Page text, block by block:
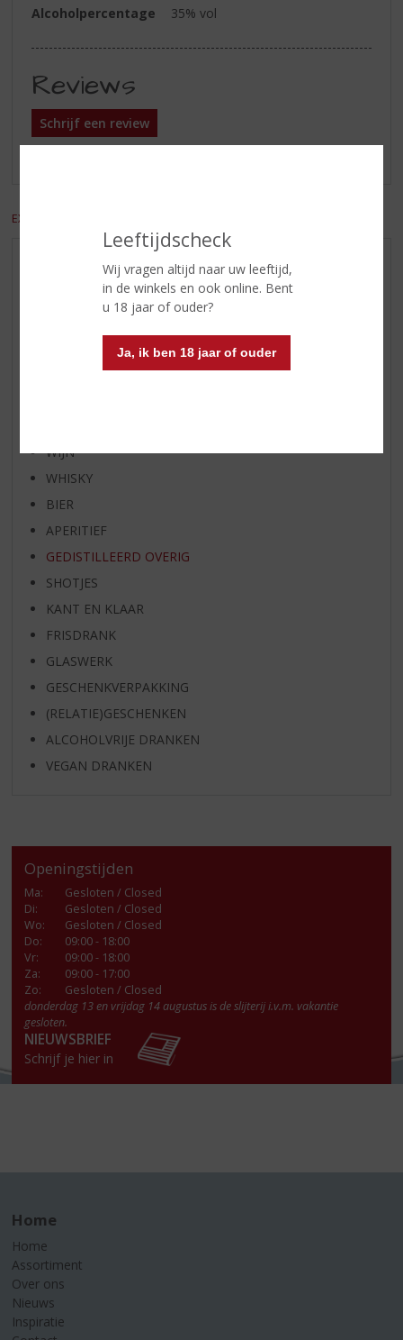
Leeftijdscheck
Wij vragen altijd naar uw leeftijd,
in de winkels en ook online. Bent
u 18 jaar of ouder?
Ja, ik ben 18 jaar of ouder
Alcoholpercentage
35% vol
Reviews
Schrijf een review
EXCL. BTW
AANBIEDINGEN
WIJN VAN DE MAAND
WHISKY VAN DE MAAND
RUM VAN DE MAAND
BIER VAN DE MAAND
WIJN
WHISKY
BIER
APERITIEF
GEDISTILLEERD OVERIG
SHOTJES
KANT EN KLAAR
FRISDRANK
GLASWERK
GESCHENKVERPAKKING
(RELATIE)GESCHENKEN
ALCOHOLVRIJE DRANKEN
VEGAN DRANKEN
Openingstijden
Ma:
Gesloten / Closed
Di:
Gesloten / Closed
Wo:
Gesloten / Closed
Do:
09:00 - 18:00
Vr:
09:00 - 18:00
Za:
09:00 - 17:00
Zo:
Gesloten / Closed
donderdag 13 en vrijdag 14 augustus is de slijterij i.v.m. vakantie
gesloten.
NIEUWSBRIEF
Schrijf je hier in
Home
Home
Assortiment
Over ons
Nieuws
Inspiratie